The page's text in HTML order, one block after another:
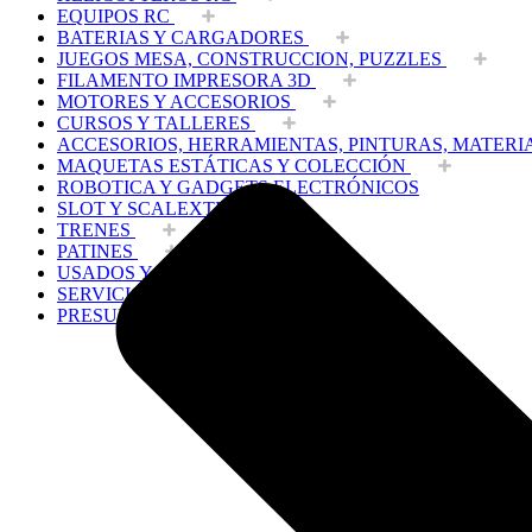
EQUIPOS RC
BATERIAS Y CARGADORES
JUEGOS MESA, CONSTRUCCION, PUZZLES
FILAMENTO IMPRESORA 3D
MOTORES Y ACCESORIOS
CURSOS Y TALLERES
ACCESORIOS, HERRAMIENTAS, PINTURAS,
MAQUETAS ESTÁTICAS Y COLECCIÓN
ROBOTICA Y GADGETS ELECTRÓNICOS
SLOT Y SCALEXTRIC
TRENES
PATINES
USADOS Y LIQUIDACION
SERVICIOS PRESTADOS
PRESUPUESTOS